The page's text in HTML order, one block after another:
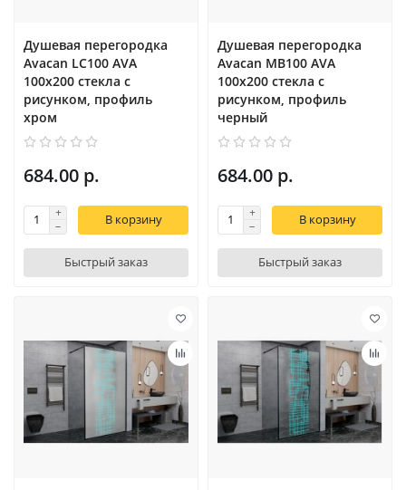
Душевая перегородка
Avacan LC100 AVA
100x200 стекла с
рисунком, профиль
хром
684.00 р.
В корзину
Быстрый заказ
Душевая перегородка
Avacan MB100 AVA
100x200 стекла с
рисунком, профиль
черный
684.00 р.
В корзину
Быстрый заказ